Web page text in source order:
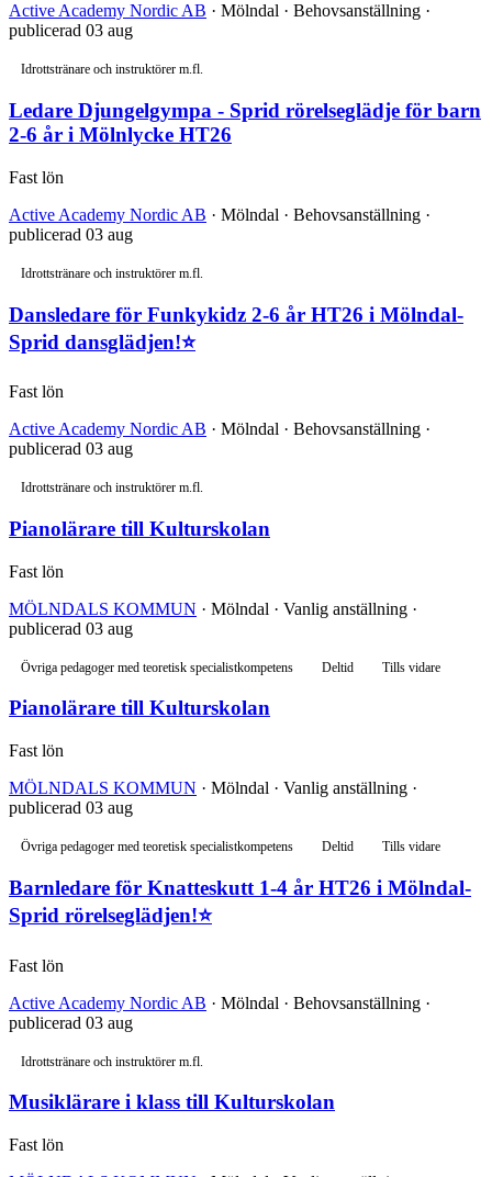
Active Academy Nordic AB · Mölndal · Behovsanställning ·
publicerad 03 aug
Idrottstränare och instruktörer m.fl.
Ledare Djungelgympa - Sprid rörelseglädje för barn
2-6 år i Mölnlycke HT26
Fast lön
Active Academy Nordic AB · Mölndal · Behovsanställning ·
publicerad 03 aug
Idrottstränare och instruktörer m.fl.
Dansledare för Funkykidz 2-6 år HT26 i Mölndal-
Sprid dansglädjen!⭐
Fast lön
Active Academy Nordic AB · Mölndal · Behovsanställning ·
publicerad 03 aug
Idrottstränare och instruktörer m.fl.
Pianolärare till Kulturskolan
Fast lön
MÖLNDALS KOMMUN · Mölndal · Vanlig anställning ·
publicerad 03 aug
Övriga pedagoger med teoretisk specialistkompetens Deltid Tills vidare
Pianolärare till Kulturskolan
Fast lön
MÖLNDALS KOMMUN · Mölndal · Vanlig anställning ·
publicerad 03 aug
Övriga pedagoger med teoretisk specialistkompetens Deltid Tills vidare
Barnledare för Knatteskutt 1-4 år HT26 i Mölndal-
Sprid rörelseglädjen!⭐
Fast lön
Active Academy Nordic AB · Mölndal · Behovsanställning ·
publicerad 03 aug
Idrottstränare och instruktörer m.fl.
Musiklärare i klass till Kulturskolan
Fast lön